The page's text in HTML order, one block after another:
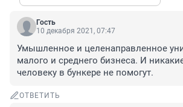
Гость
10 декабря 2021, 07:47
Умышленное и целенаправленное
малого и среднего бизнеса. И
человеку в бункере не помогут.
ОТВЕТИТЬ